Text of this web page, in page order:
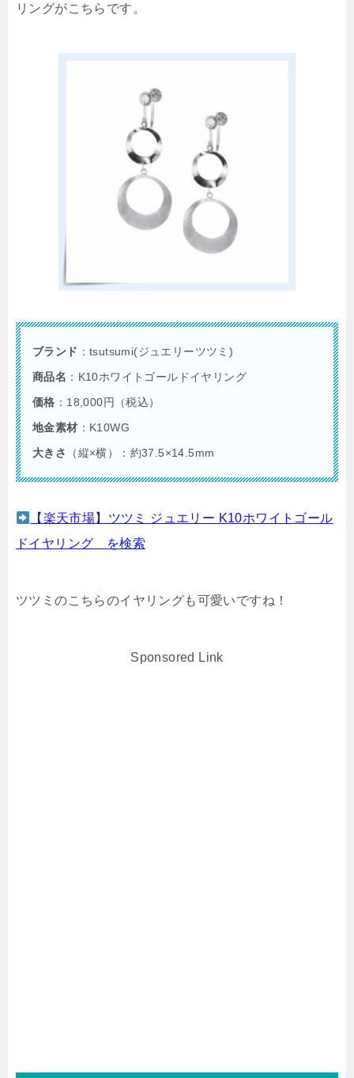
リングがこちらです。
ブランド ：tsutsumi(ジュエリーツツミ)
商品名 ：K10ホワイトゴールドイヤリング
価格 ：18,000円（税込）
地金素材 ：K10WG
大きさ
（縦×横）：約37.5×14.5mm
【楽天市場】ツツミ ジュエリー K10ホワイトゴール
ドイヤリング を検索
ツツミのこちらのイヤリングも可愛いですね！
Sponsored Link